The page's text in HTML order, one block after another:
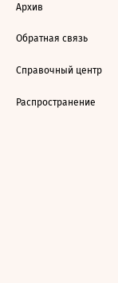
Архив
Обратная связь
Справочный центр
Распространение